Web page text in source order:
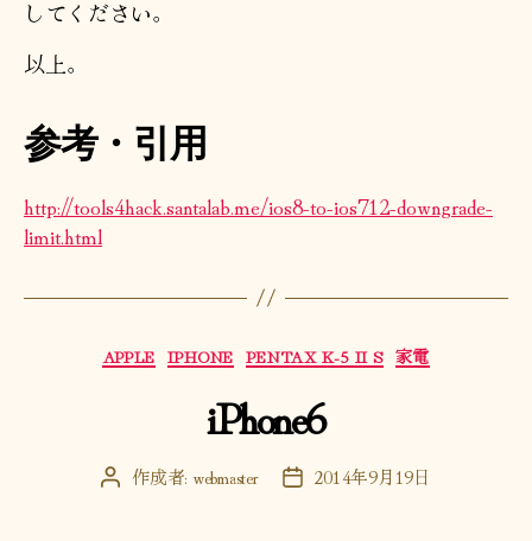
してください。
以上。
参考・引用
http://tools4hack.santalab.me/ios8-to-ios712-downgrade-
limit.html
カ
テ
リ
APPLE IPHONE PENTAX K-5 II S 家電
iPhone6
投 作成者: webmaster
投 2014年9月19日